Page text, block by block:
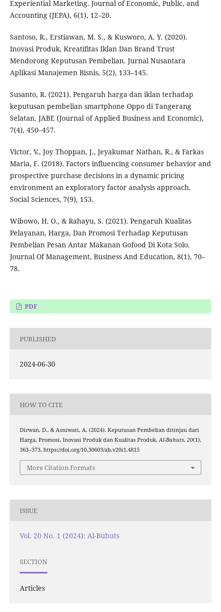
Experiential Marketing. Journal of Economic, Public, and
Accounting (JEPA), 6(1), 12–20.
Santoso, R., Erstiawan, M. S., & Kusworo, A. Y. (2020).
Inovasi Produk, Kreatifitas Iklan Dan Brand Trust
Mendorong Keputusan Pembelian. Jurnal Nusantara
Aplikasi Manajemen Bisnis, 5(2), 133–145.
Susanto, R. (2021). Pengaruh harga dan iklan terhadap
keputusan pembelian smartphone Oppo di Tangerang
Selatan. JABE (Journal of Applied Business and Economic),
7(4), 450–457.
Victor, V., Joy Thoppan, J., Jeyakumar Nathan, R., & Farkas
Maria, F. (2018). Factors influencing consumer behavior and
prospective purchase decisions in a dynamic pricing
environment an exploratory factor analysis approach.
Social Sciences, 7(9), 153.
Wibowo, H. O., & Rahayu, S. (2021). Pengaruh Kualitas
Pelayanan, Harga, Dan Promosi Terhadap Keputusan
Pembelian Pesan Antar Makanan Gofood Di Kota Solo.
Journal Of Management, Business And Education, 8(1), 70–
78.
PDF
PUBLISHED
2024-06-30
HOW TO CITE
Dirwan, D., & Asniwati, A. (2024). Keputusan Pembelian ditinjau dari
Harga, Promosi, Inovasi Produk dan Kualitas Produk.Al-Buhuts, 20(1),
363–373. https://doi.org/10.30603/ab.v20i1.4815
More Citation Formats
ISSUE
Vol. 20 No. 1 (2024): Al-Buhuts
SECTION
Articles